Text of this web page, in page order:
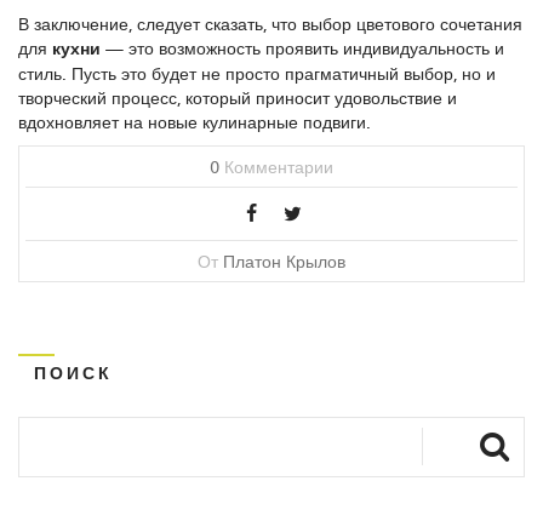
В заключение, следует сказать, что выбор цветового сочетания
для кухни — это возможность проявить индивидуальность и
стиль. Пусть это будет не просто прагматичный выбор, но и
творческий процесс, который приносит удовольствие и
вдохновляет на новые кулинарные подвиги.
0 Комментарии
От Платон Крылов
ПОИСК